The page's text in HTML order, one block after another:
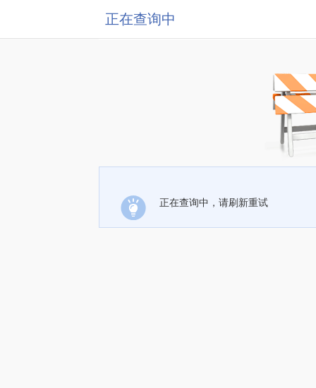
正在查询中
正在查询中，请刷新重试